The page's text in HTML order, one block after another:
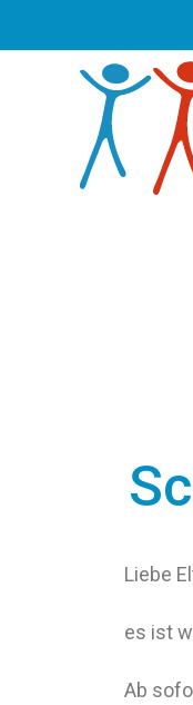
Liebe
es ist
Ab